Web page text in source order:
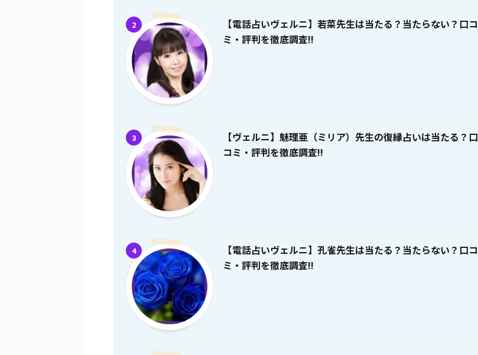
2
【電話占いヴェルニ】若菜先生は当たる？当たらない？口コ
ミ・評判を徹底調査!!
3
【ヴェルニ】魅理亜（ミリア）先生の復縁占いは当たる？口
コミ・評判を徹底調査!!
4
【電話占いヴェルニ】孔雀先生は当たる？当たらない？口コ
ミ・評判を徹底調査!!